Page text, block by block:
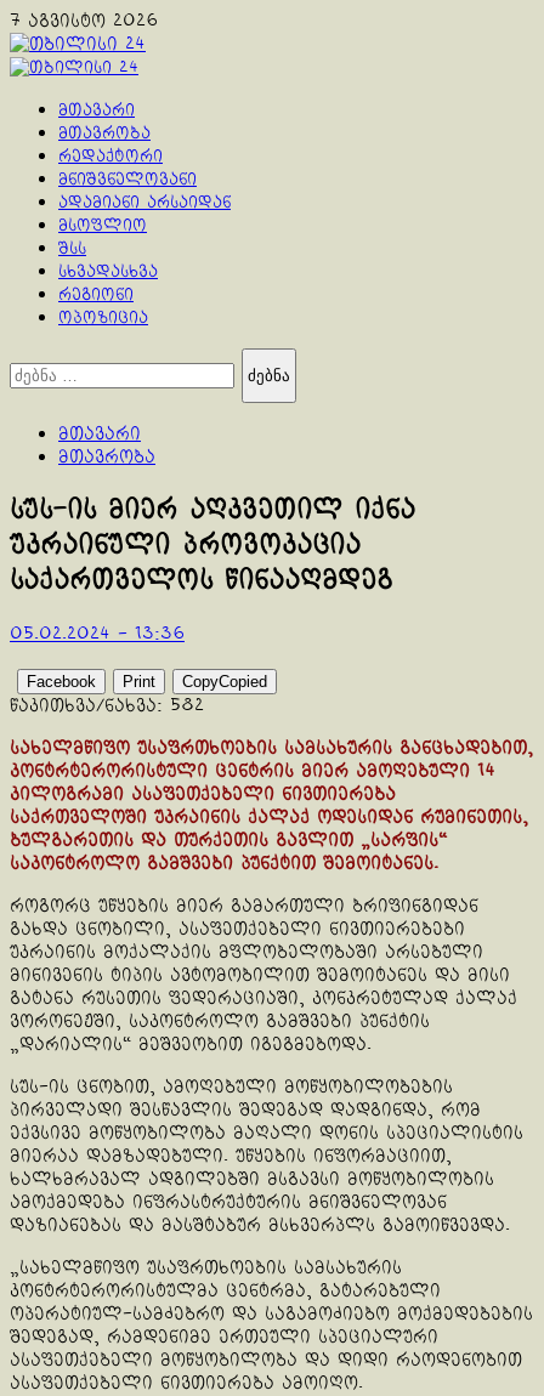
Skip
to
content
7 აგვისტო 2026
Primary
მთავარი
მთავრობა
რედაქტორი
მნიშვნელოვანი
ადამიანი არსაიდან
მსოფლიო
შსს
სხვადასხვა
რეგიონი
ოპოზიცია
ძებნა:
მთავარი
მთავრობა
სუს-ის მიერ აღკვეთილ იქნა
უკრაინული პროვოკაცია
საქართველოს წინააღმდეგ
05.02.2024 - 13:36
Facebook Print CopyCopied
წაკითხვა/ნახვა: 582
სახელმწიფო უსაფრთხოების სამსახურის განცხადებით,
კონტრტერორისტული ცენტრის მიერ ამოღებული 14
კილოგრამი ასაფეთქებელი ნივთიერება
საქრთველოში უკრაინის ქალაქ ოდესიდან რუმინეთის,
ბულგარეთის და თურქეთის გავლით „სარფის“
საკონტროლო გამშვები პუნქტით შემოიტანეს.
როგორც უწყების მიერ გამართული ბრიფინგიდან
გახდა ცნობილი, ასაფეთქებელი ნივთიერებები
უკრაინის მოქალაქის მფლობელობაში არსებული
მინივენის ტიპის ავტომობილით შემოიტანეს და მისი
გატანა რუსეთის ფედერაციაში, კონკრეტულად ქალაქ
ვორონეჟში, საკონტროლო გამშვები პუნქტის
„დარიალის“ მეშვეობით იგეგმებოდა.
სუს-ის ცნობით, ამოღებული მოწყობილობების
პირველადი შესწავლის შედეგად დადგინდა, რომ
ექვსივე მოწყობილობა მაღალი დონის სპეციალისტის
მიერაა დამზადებული. უწყების ინფორმაციით,
ხალხმრავალ ადგილებში მსგავსი მოწყობილობის
ამოქმედება ინფრასტრუქტურის მნიშვნელოვან
დაზიანებას და მასშტაბურ მსხვერპლს გამოიწვევდა.
„სახელმწიფო უსაფრთხოების სამსახურის
კონტრტერორისტულმა ცენტრმა, გატარებული
ოპერატიულ-სამძებრო და საგამოძიებო მოქმედებების
შედეგად, რამდენიმე ერთეული სპეციალური
ასაფეთქებელი მოწყობილობა და დიდი რაოდენობით
ასაფეთქებელი ნივთიერება ამოიღო.